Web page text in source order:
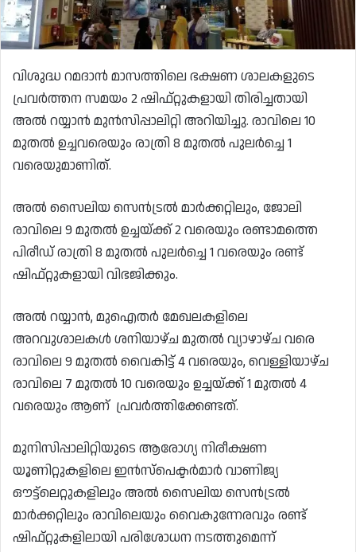
വിശുദ്ധ റമദാൻ മാസത്തിലെ ഭക്ഷണ ശാലകളുടെ
പ്രവർത്തന സമയം 2 ഷിഫ്റ്റുകളായി തിരിച്ചതായി
അൽ റയ്യാൻ മുൻസിപ്പാലിറ്റി അറിയിച്ചു. രാവിലെ 10
മുതൽ ഉച്ചവരെയും രാത്രി 8 മുതൽ പുലർച്ചെ 1
വരെയുമാണിത്.
അൽ സൈലിയ സെൻട്രൽ മാർക്കറ്റിലും, ജോലി
രാവിലെ 9 മുതൽ ഉച്ചയ്ക്ക് 2 വരെയും രണ്ടാമത്തെ
പിരീഡ് രാത്രി 8 മുതൽ പുലർച്ചെ 1 വരെയും രണ്ട്
ഷിഫ്റ്റുകളായി വിഭജിക്കും.
അൽ റയ്യാൻ, മുഐതർ മേഖലകളിലെ
അറവുശാലകൾ ശനിയാഴ്ച മുതൽ വ്യാഴാഴ്ച വരെ
രാവിലെ 9 മുതൽ വൈകിട്ട് 4 വരെയും, വെള്ളിയാഴ്ച
രാവിലെ 7 മുതൽ 10 വരെയും ഉച്ചയ്ക്ക് 1 മുതൽ 4
വരെയും ആണ് പ്രവർത്തിക്കേണ്ടത്.
മുനിസിപ്പാലിറ്റിയുടെ ആരോഗ്യ നിരീക്ഷണ
യൂണിറ്റുകളിലെ ഇൻസ്പെക്ടർമാർ വാണിജ്യ
ഔട്ട്ലെറ്റുകളിലും അൽ സൈലിയ സെൻട്രൽ
മാർക്കറ്റിലും രാവിലെയും വൈകുന്നേരവും രണ്ട്
ഷിഫ്റ്റുകളിലായി പരിശോധന നടത്തുമെന്ന്